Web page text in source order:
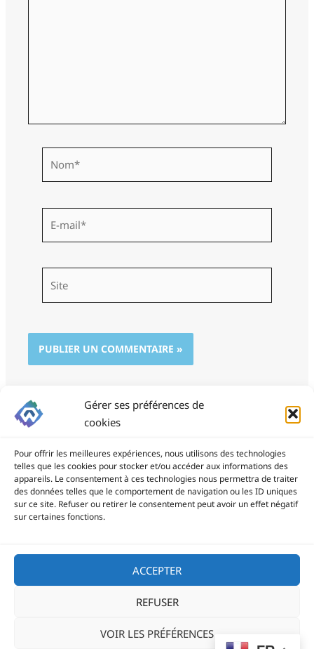
Gérer ses préférences de
cookies
Pour offrir les meilleures expériences, nous utilisons des technologies
telles que les cookies pour stocker et/ou accéder aux informations des
appareils. Le consentement à ces technologies nous permettra de traiter
des données telles que le comportement de navigation ou les ID uniques
sur ce site. Refuser ou retirer le consentement peut avoir un effet négatif
sur certaines fonctions.
ACCEPTER
REFUSER
VOIR LES PRÉFÉRENCES
mail*
ProSite - 06 85 94 34 21
prositegestion@gmail.com
Copyright © 2026
Politique de cookies (UE)